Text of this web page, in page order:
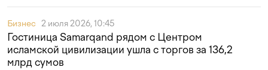
Бизнес 2 июля 2026, 10:45
Гостиница Samarqand рядом с Центром
исламской цивилизации ушла с торгов за 136,2
млрд сумов